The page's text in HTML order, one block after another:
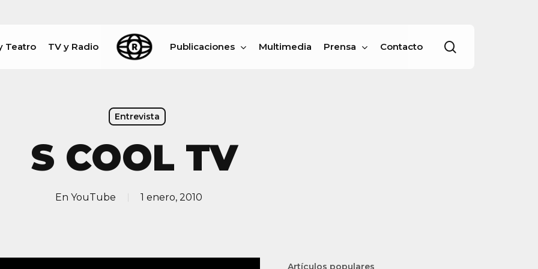
Teatro TV y Radio Publicaciones Multimedia Prensa Contacto
Entrevista
S COOL TV
En YouTube 1 enero, 2010
Artículos populares